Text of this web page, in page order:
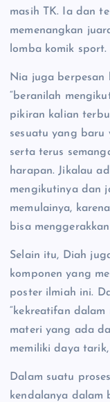
masih TK. Ia dan
memenangkan
lomba komik sport.
Nia juga berpesan
“beranilah
pikiran kalian
sesuatu yang baru
serta terus
harapan. Jikalau
mengikutinya dan
memulainya,
bisa
Selain itu, Diah
komponen yang
poster ilmiah ini.
“kekreatifan
materi yang ada
memiliki daya
Dalam suatu
kendalanya dalam